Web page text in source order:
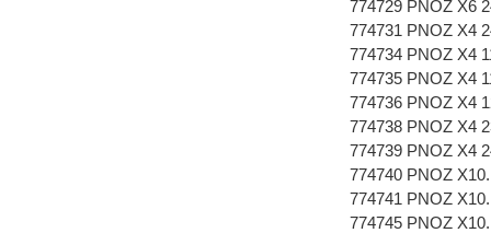
774729 PNOZ X6
774731 PNOZ X4
774734 PNOZ X4
774735 PNOZ X4
774736 PNOZ X4
774738 PNOZ X4
774739 PNOZ X4
774740 PNOZ
774741 PNOZ
774745 PNOZ